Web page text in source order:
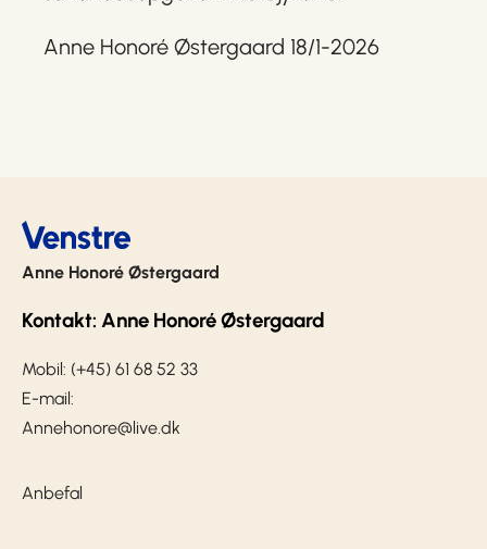
Anne Honoré Østergaard 18/1-2026
Anne Honoré Østergaard
Kontakt: Anne Honoré Østergaard
Mobil: (+45) 61 68 52 33
E-mail:
Annehonore@live.dk
Anbefal